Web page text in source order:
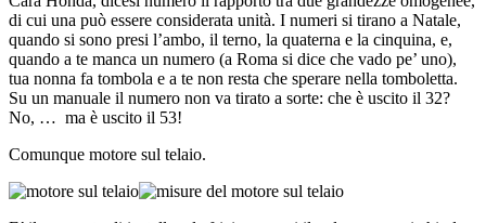
di cui una può essere considerata unità. I numeri si tirano a Natale,
quando si sono presi l’ambo, il terno, la quaterna e la cinquina, e,
quando a te manca un numero (a Roma si dice che vado pe’ uno),
tua nonna fa tombola e a te non resta che sperare nella tomboletta.
Su un manuale il numero non va tirato a sorte: che è uscito il 32?
No, … ma è uscito il 53!
Comunque motore sul telaio.